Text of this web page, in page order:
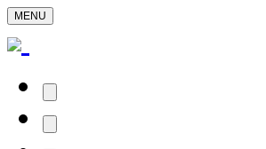
MENU